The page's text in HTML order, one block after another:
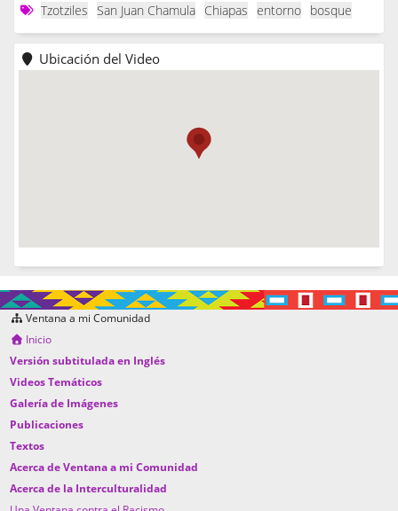
Tzotziles
San Juan Chamula Chiapas entorno bosque
Ubicación del Video
Ventana a mi Comunidad
Inicio
Versión subtitulada en Inglés
Videos Temáticos
Galería de Imágenes
Publicaciones
Textos
Acerca de Ventana a mi Comunidad
Acerca de la Interculturalidad